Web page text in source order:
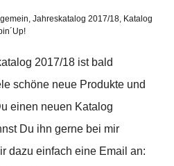
, Jahreskatalog 2017/18, Katalog
2017/18 ist bald
schöne neue Produkte und
einen neuen Katalog
Du ihn gerne bei mir
dazu einfach eine Email an: